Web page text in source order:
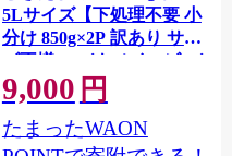
5Lサイズ【下処理不要 小
分け 850g×2P 訳あり サイ
ズ不揃い バナメイエビ バ
ラ凍結】 G4142
9,000 円
たまったWAON